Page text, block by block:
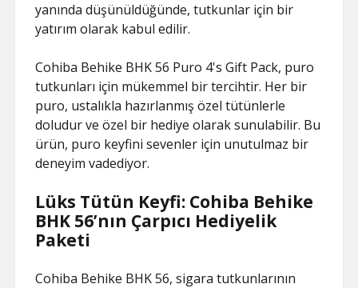
yanında düşünüldüğünde, tutkunlar için bir
yatırım olarak kabul edilir.
Cohiba Behike BHK 56 Puro 4's Gift Pack, puro
tutkunları için mükemmel bir tercihtir. Her bir
puro, ustalıkla hazırlanmış özel tütünlerle
doludur ve özel bir hediye olarak sunulabilir. Bu
ürün, puro keyfini sevenler için unutulmaz bir
deneyim vadediyor.
Lüks Tütün Keyfi: Cohiba Behike
BHK 56’nın Çarpıcı Hediyelik
Paketi
Cohiba Behike BHK 56, sigara tutkunlarının